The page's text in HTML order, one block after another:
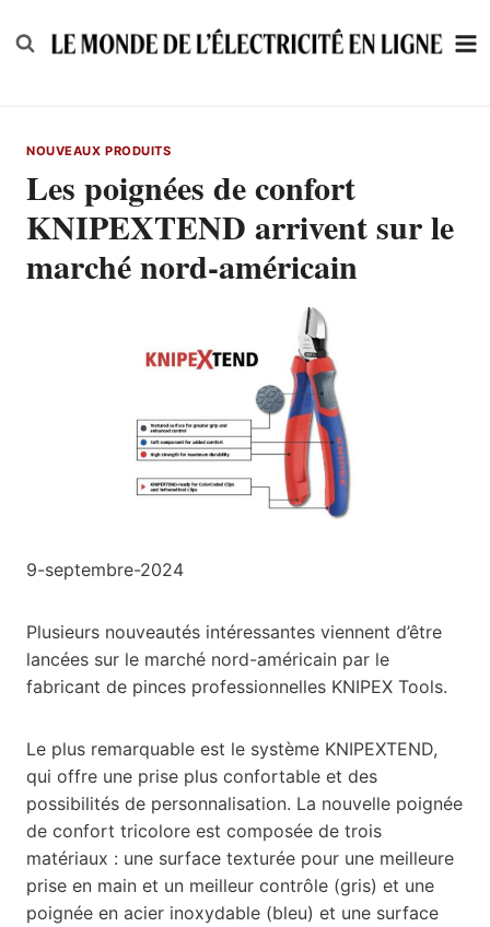
to
NOUVEAUX PRODUITS
Les poignées de confort
KNIPEXTEND arrivent sur le
marché nord-américain
9-septembre-2024
Plusieurs nouveautés intéressantes viennent d’être
lancées sur le marché nord-américain par le
fabricant de pinces professionnelles KNIPEX Tools.
Le plus remarquable est le système KNIPEXTEND,
qui offre une prise plus confortable et des
possibilités de personnalisation. La nouvelle poignée
de confort tricolore est composée de trois
matériaux : une surface texturée pour une meilleure
prise en main et un meilleur contrôle (gris) et une
poignée en acier inoxydable (bleu) et une surface